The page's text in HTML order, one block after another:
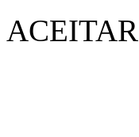
ACEITAR